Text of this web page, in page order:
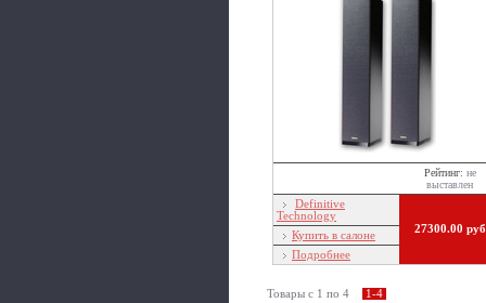
Рейтинг: не
выставлен
Definitive
Technology
27300.00 руб
Купить в салоне
Подробнее
Товары c 1 по 4 1-4